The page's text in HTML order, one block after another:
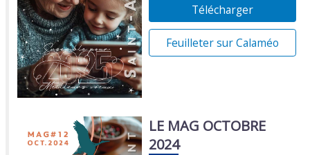
Télécharger
Feuilleter sur Calaméo
LE MAG OCTOBRE
2024